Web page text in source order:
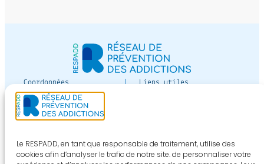
Le RESPADD, en tant que responsable de traitement, utilise des
cookies afin d’analyser le trafic de notre site. de personnaliser votre
Coordonnées
12 av Paul-Vaillant-
Couturier
bâtiment Jean Moreau
94800 VILLEJUIF
Liens utiles
Nous contacter